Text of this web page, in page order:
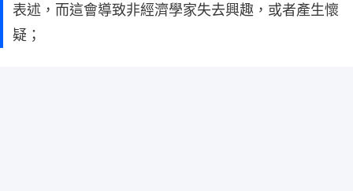
表述，而這會導致非經濟學家失去興趣，或者產生懷
疑；